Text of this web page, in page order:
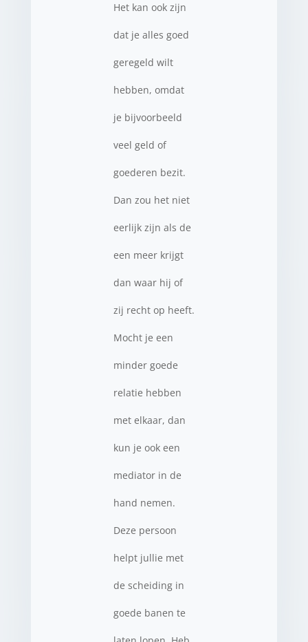
Het kan ook zijn
dat je alles goed
geregeld wilt
hebben, omdat
je bijvoorbeeld
veel geld of
goederen bezit.
Dan zou het niet
eerlijk zijn als de
een meer krijgt
dan waar hij of
zij recht op heeft.
Mocht je een
minder goede
relatie hebben
met elkaar, dan
kun je ook een
mediator in de
hand nemen.
Deze persoon
helpt jullie met
de scheiding in
goede banen te